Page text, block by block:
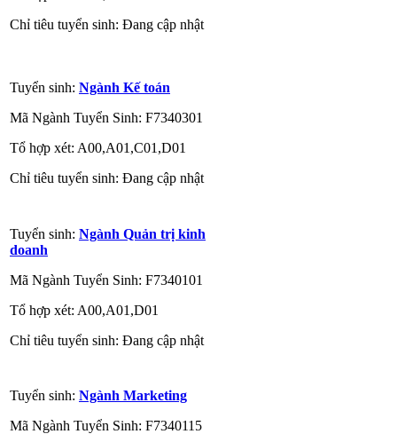
Chỉ tiêu tuyển sinh: Đang cập nhật
Tuyển sinh: Ngành Kế toán
Mã Ngành Tuyển Sinh: F7340301
Tổ hợp xét: A00,A01,C01,D01
Chỉ tiêu tuyển sinh: Đang cập nhật
Tuyển sinh: Ngành Quản trị kinh
doanh
Mã Ngành Tuyển Sinh: F7340101
Tổ hợp xét: A00,A01,D01
Chỉ tiêu tuyển sinh: Đang cập nhật
Tuyển sinh: Ngành Marketing
Mã Ngành Tuyển Sinh: F7340115